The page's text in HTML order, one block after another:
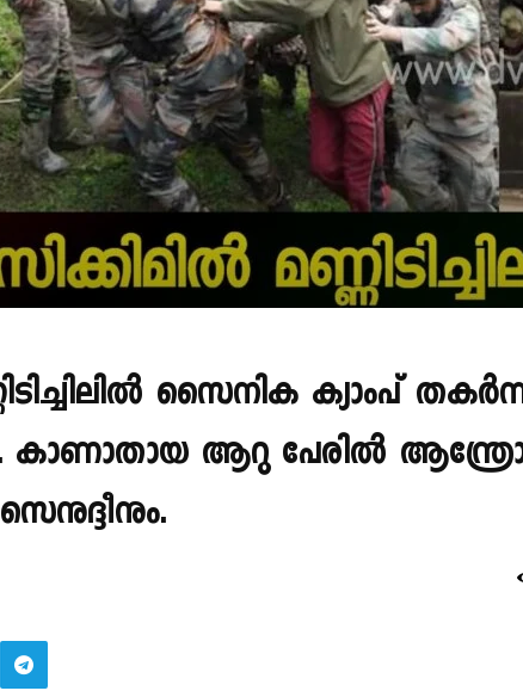
സൈനിക ക്യാംപ്
കാണാതായ ആറു പേരിൽ